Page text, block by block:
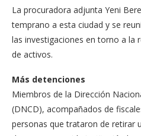
La procuradora adjun­ta Yeni
temprano a es­ta ciudad y se
las investigaciones en torno a la
de activos.
Más detenciones
Miembros de la Direc­ción
(DNCD), acom­pañados de
personas que trataron de retirar